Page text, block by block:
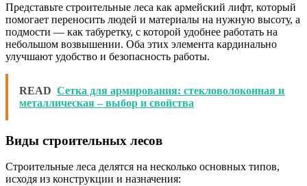
Представьте строительные леса как армейский лифт, который
помогает переносить людей и материалы на нужную высоту, а
подмости — как табуретку, с которой удобнее работать на
небольшом возвышении. Оба этих элемента кардинально
улучшают удобство и безопасность работы.
READ Сетка для армирования: стекловолоконная и
металлическая – выбор и свойства
Виды строительных лесов
Строительные леса делятся на несколько основных типов,
исходя из конструкции и назначения: